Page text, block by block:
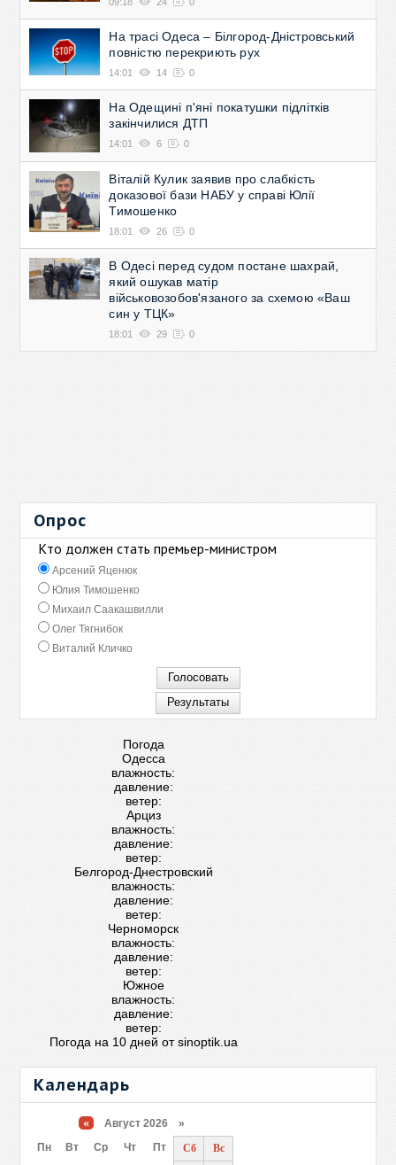
На трасі Одеса – Білгород-Дністровський
повністю перекриють рух
14:01 14 0
На Одещині п'яні покатушки підлітків
закінчилися ДТП
14:01 6 0
Віталій Кулик заявив про слабкість
доказової бази НАБУ у справі Юлії
Тимошенко
18:01 26 0
В Одесі перед судом постане шахрай,
який ошукав матір
військовозобов'язаного за схемою «Ваш
син у ТЦК»
18:01 29 0
Опрос
Кто должен стать премьер-министром
Арсений Яценюк
Юлия Тимошенко
Михаил Саакашвилли
Олег Тягнибок
Виталий Кличко
Погода
Одесса
влажность:
давление:
ветер:
Арциз
влажность:
давление:
ветер:
Белгород-Днестровский
влажность:
давление:
ветер:
Черноморск
влажность:
давление:
ветер:
Южное
влажность:
давление:
ветер:
Погода на 10 дней отsinoptik.ua
Календарь
« Август 2026 »
Пн
Вт Ср Чт Пт Сб
Вс